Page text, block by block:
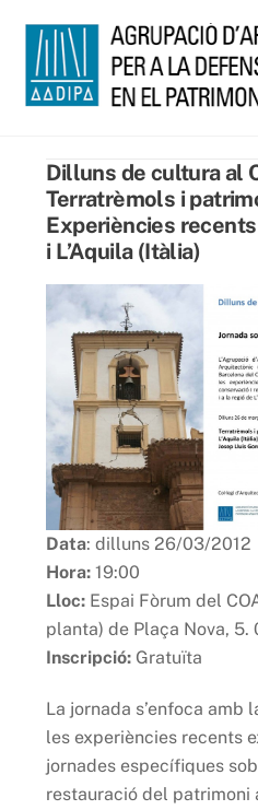
content
Dilluns de cultura al
Terratrèmols i
Experiències
i L’Aquila (Itàlia)
Data: dilluns 26/03/2012
Hora: 19:00
Lloc: Espai Fòrum del
planta) de Plaça Nova,
Inscripció: Gratuïta
La jornada s’enfoca amb
les experiències recents
jornades específiques
restauració del patrimoni